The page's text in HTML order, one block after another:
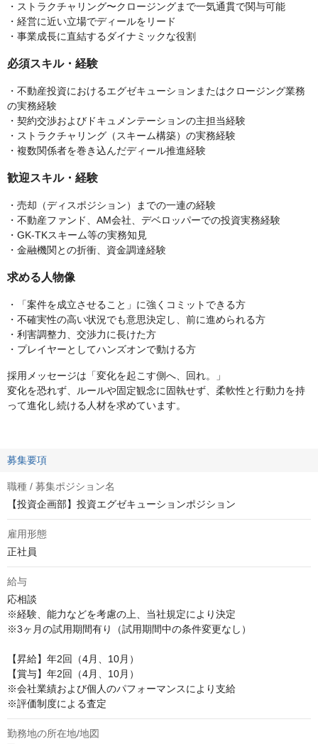
・ストラクチャリング〜クロージングまで一気通貫で関与可能
・経営に近い立場でディールをリード
・事業成長に直結するダイナミックな役割
必須スキル・経験
・不動産投資におけるエグゼキューションまたはクロージング業務
の実務経験
・契約交渉およびドキュメンテーションの主担当経験
・ストラクチャリング（スキーム構築）の実務経験
・複数関係者を巻き込んだディール推進経験
歓迎スキル・経験
・売却（ディスポジション）までの一連の経験
・不動産ファンド、AM会社、デベロッパーでの投資実務経験
・GK-TKスキーム等の実務知見
・金融機関との折衝、資金調達経験
求める人物像
・「案件を成立させること」に強くコミットできる方
・不確実性の高い状況でも意思決定し、前に進められる方
・利害調整力、交渉力に長けた方
・プレイヤーとしてハンズオンで動ける方
採用メッセージは「変化を起こす側へ、回れ。」
変化を恐れず、ルールや固定観念に固執せず、柔軟性と行動力を持
って進化し続ける人材を求めています。
募集要項
職種 / 募集ポジション名
【投資企画部】投資エグゼキューションポジション
雇用形態
正社員
給与
応相談
※経験、能力などを考慮の上、当社規定により決定
※3ヶ月の試用期間有り（試用期間中の条件変更なし）
【昇給】年2回（4月、10月）
【賞与】年2回（4月、10月）
※会社業績および個人のパフォーマンスにより支給
※評価制度による査定
勤務地の所在地/地図